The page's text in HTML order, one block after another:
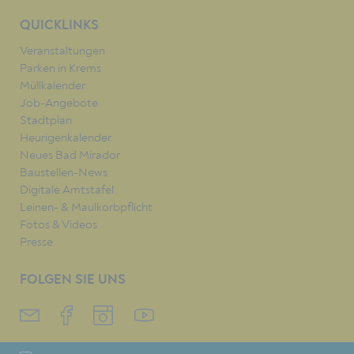
QUICKLINKS
Veranstaltungen
Parken in Krems
Müllkalender
Job-Angebote
Stadtplan
Heurigenkalender
Neues Bad Mirador
Baustellen-News
Digitale Amtstafel
Leinen- & Maulkorbpflicht
Fotos & Videos
Presse
FOLGEN SIE UNS